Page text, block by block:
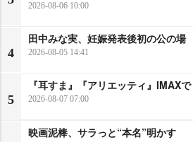
2026-08-06 10:00
4
田中みな実、妊娠発表後初の公の場
2026-08-05 14:41
5
『耳すま』『アリエッティ』IMAXで
2026-08-07 07:00
映画泥棒、サラっと“本名”明かす